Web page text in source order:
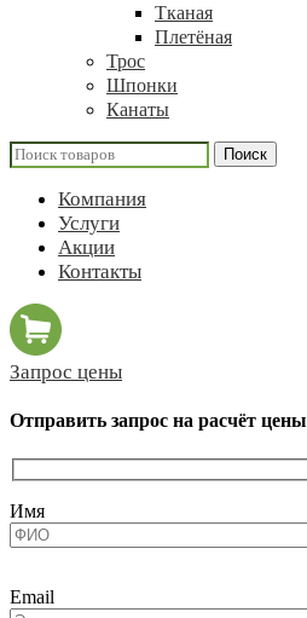
Тканая
Плетёная
Трос
Шпонки
Канаты
Поиск
Компания
Услуги
Акции
Контакты
Запрос цены
Отправить запрос на расчёт цены
Имя
Email